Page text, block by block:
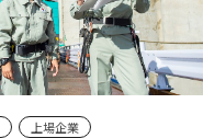
上場企業